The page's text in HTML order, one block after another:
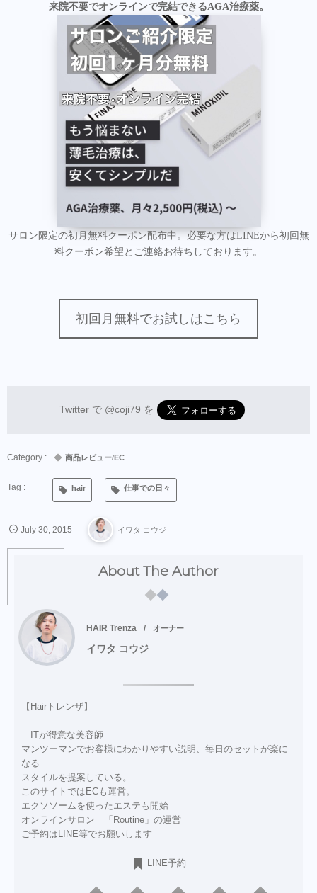
来院不要でオンラインで完結できるAGA治療薬。
サロン限定の初月無料クーポン配布中。必要な方はLINEから初回無
料クーポン希望とご連絡お待ちしております。
初回月無料でお試しはこちら
Twitter で @coji79 を
商品レビュー/EC
hair 仕事での日々
July 30 2015 イワタ コウジ
About The Author
HAIR Trenza オーナー
イワタ コウジ
【Hairトレンザ】
ITが得意な美容師
マンツーマンでお客様にわかりやすい説明、毎日のセットが楽に
なる
スタイルを提案している。
このサイトではECも運営。
エクソソームを使ったエステも開始
オンラインサロン 「Routine」の運営
ご予約はLINE等でお願いします
LINE予約